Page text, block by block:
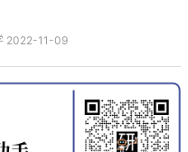
2022-11-09